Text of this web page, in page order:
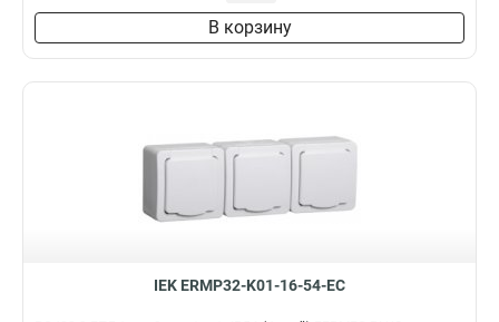
В корзину
IEK ERMP32-K01-16-54-EC